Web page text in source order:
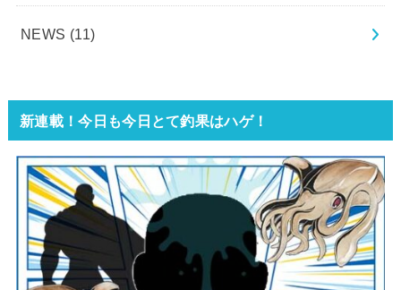
NEWS (11)
新連載！今日も今日とて釣果はハゲ！